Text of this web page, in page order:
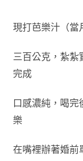
現打芭樂汁（當
三百公克，紮紮
完成
口感濃純，喝
樂
在嘴裡辦著婚前